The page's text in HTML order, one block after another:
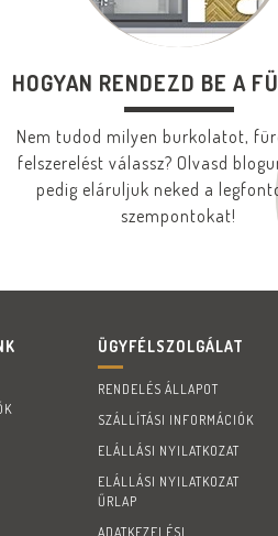
HOGYAN RENDEZD BE A
Nem tudod milyen burkolatot,
felszerelést válassz? Olvasd
pedig eláruljuk neked a
szempontokat!
ÜGYFÉLSZOLGÁLAT
RENDELÉS ÁLLAPOT
SZÁLLÍTÁSI INFORMÁCIÓK
ELÁLLÁSI NYILATKOZAT
ELÁLLÁSI NYILATKOZAT
ŰRLAP
ADATKEZELÉSI